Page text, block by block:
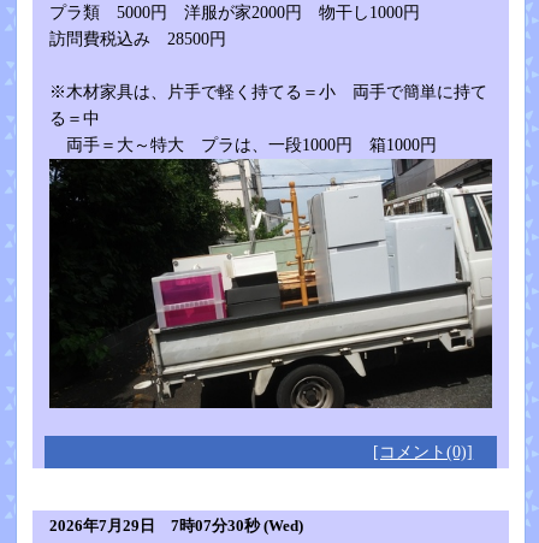
プラ類 5000円 洋服が家2000円 物干し1000円
訪問費税込み 28500円
※木材家具は、片手で軽く持てる＝小 両手で簡単に持て
る＝中
両手＝大～特大 プラは、一段1000円 箱1000円
[コメント(0)]
2026年7月29日 7時07分30秒 (Wed)